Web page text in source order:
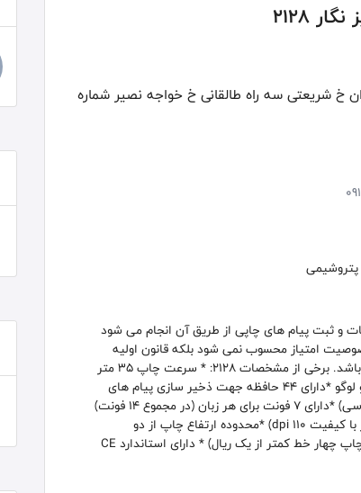
2128
خ شریعتی سه راه طالقانی خ خواجه نصیر شماره
و ثبت پیام های چاپی از طریق آن انجام می شود
امتیاز محسوب نمی شود بلکه قانون اولیه
جت پرینتر می باشد که باید بی نیاز از هر گونه دستگاه خارجی مثل کامپیوتر باشد. برخی از مشخصات 2128: * سرعت چاپ 35 متر
بردقیقه * با منوی فارسی و کاربری بسیار آسان *چهار خط با قابلیت چاپ آرم و لوگو *دارای 44 حافظه جهت ذخیر سازی پیام های
متفاوت * دو زبانه با قابلیت انتخاب توسط مشتری(فارسی،انگلیسی،عربی و روسی) *دارای 7 فونت برای هر زبان (در مجموع 14 فونت)
* فاصله هد تا محصول 8 میلی متر با کیفیت چاپ 180dpi (فاصله 15 میلی متر با کیفیت 110 dpi) *محدوده ارتفاع چاپ از دو
میلیمتر تا 18 میلی متر * هماهنگ با هر 12 نوع جوهر مطسا * چاپی ارزان (هر چاپ چهار خط کمتر از یک ریال) * دارای استاندارد CE